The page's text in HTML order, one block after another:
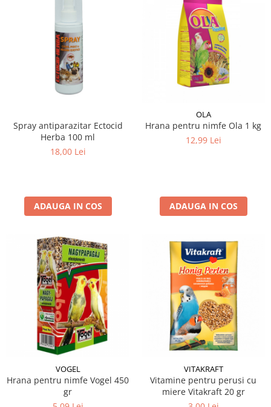
Spray antiparazitar Ectocid
Herba 100 ml
18,00 Lei
ADAUGA IN COS
OLA
Hrana pentru nimfe Ola 1 kg
12,99 Lei
ADAUGA IN COS
VOGEL
Hrana pentru nimfe Vogel 450
gr
VITAKRAFT
Vitamine pentru perusi cu
miere Vitakraft 20 gr